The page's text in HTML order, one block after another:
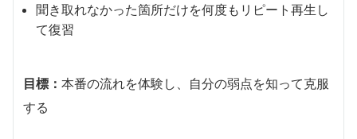
聞き取れなかった箇所だけを何度もリピート再生し
て復習
目標： 本番の流れを体験し、自分の弱点を知って克服
する